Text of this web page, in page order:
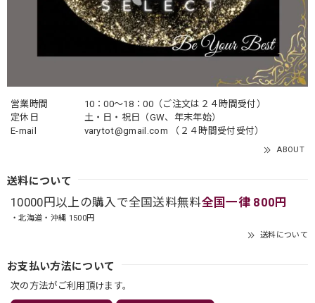
営業時間
10：00〜18：00（ご注文は２４時間受付）
定休日
土・日・祝日（GW、年末年始）
E-mail
varytot@gmail.com （２４時間受付受付）
ABOUT
送料について
10000円以上の購入で全国送料無料全国一律 800円
・北海道・沖縄 1500円
送料について
お支払い方法について
次の方法がご利用頂けます。